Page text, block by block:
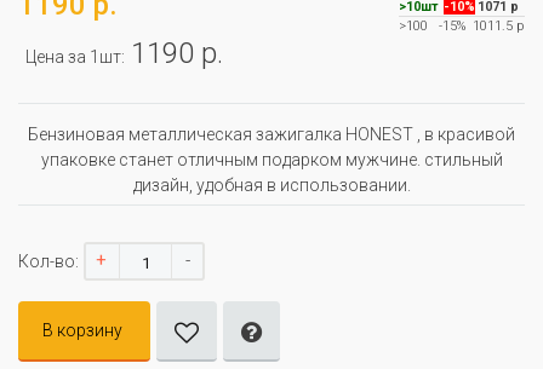
Цена за 1шт: 1190 р.
>10шт -10% 1071 р
>100
-15% 1011.5 р
Бензиновая металлическая зажигалка HONEST , в красивой
упаковке станет отличным подарком мужчине. стильный
дизайн, удобная в использовании.
Кол-во: + -
В корзину